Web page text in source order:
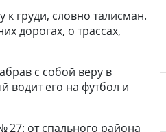
груди, словно талисман.
дорогах, о трассах,
с собой веру в
водит его на футбол и
от спального района